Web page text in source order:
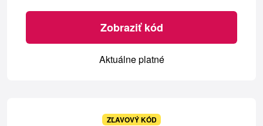
Zobraziť kód
Aktuálne platné
ZĽAVOVÝ KÓD